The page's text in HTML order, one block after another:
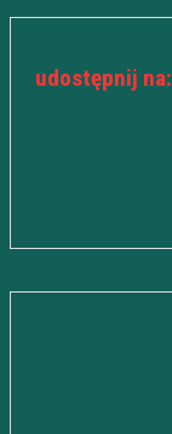
udostępnij na: